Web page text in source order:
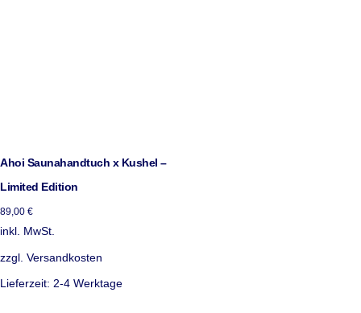
Ahoi Saunahandtuch x Kushel –
Limited Edition
89,00 €
inkl. MwSt.
zzgl. Versandkosten
Lieferzeit: 2-4 Werktage